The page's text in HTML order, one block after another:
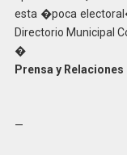
esta �poca
Directorio Municipal
�
Prensa y
—